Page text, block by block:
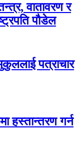
वातावरण र
पौडेल
पत्राचार
हस्तान्तरण गर्न